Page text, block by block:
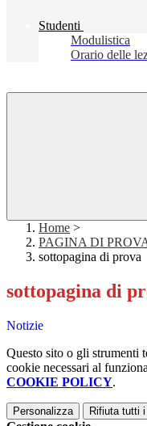
Studenti
Modulistica
Orario delle
Home >
PAGINA DI
sottopagina di prova
sottopagina di
Notizie
Questo sito o gli strumenti
cookie necessari al
COOKIE POLICY.
Personalizza Rifiuta tutti i